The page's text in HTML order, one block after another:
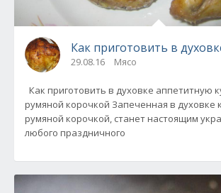
Как приготовить в
29.08.16 Мясо
Как приготовить в духовке аппетитную
румяной корочкой Запеченная в духовке курица с
румяной корочкой, станет настоящим
любого праздничного